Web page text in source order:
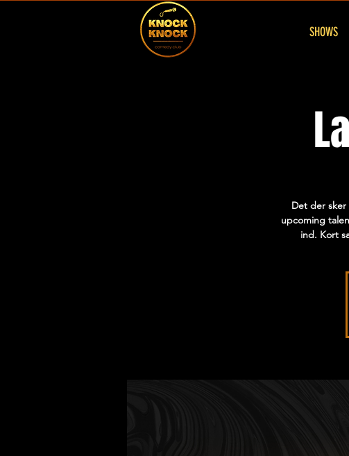
SHOWS
Det der
upcoming
ind. Kort